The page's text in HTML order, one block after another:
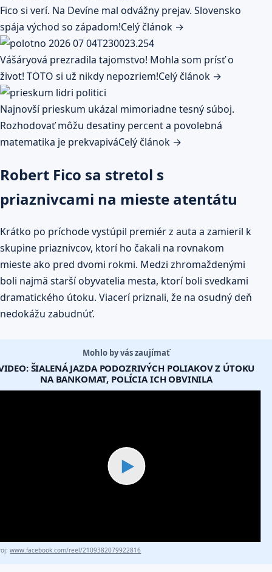
Fico si verí. Na Devíne mal odvážny prejav. Slovensko
spája východ so západom!Celý článok →
Vášáryová prezradila tajomstvo! Mohla som prísť o
život! TOTO si už nikdy nepozriem!Celý článok →
Najnovší prieskum ukázal mimoriadne tesný súboj.
Rozhodovať môžu desatiny percent a povolebná
matematika je prekvapiváCelý článok →
Robert Fico sa stretol s
priaznivcami na mieste atentátu
Krátko po príchode vystúpil premiér z auta a zamieril k
skupine priaznivcov, ktorí ho čakali na rovnakom
mieste ako pred dvomi rokmi. Medzi zhromaždenými
boli najmä starší obyvatelia mesta, ktorí boli svedkami
dramatického útoku. Viacerí priznali, že na osudný deň
nedokážu zabudnúť.
Mohlo by vás zaujímať
ŠIALENÁ JAZDA PODOZRIVÝCH POLIAKOV Z ÚTOKU
NA BANKOMAT, POLÍCIA ICH OBVINILA
▶
www.facebook.com/reel/2109382079922816